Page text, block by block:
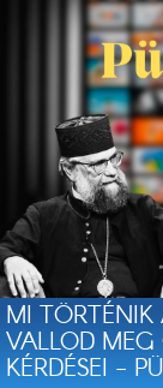
MI TÖRTÉNIK
VALLOD
KÉRDÉSEI -